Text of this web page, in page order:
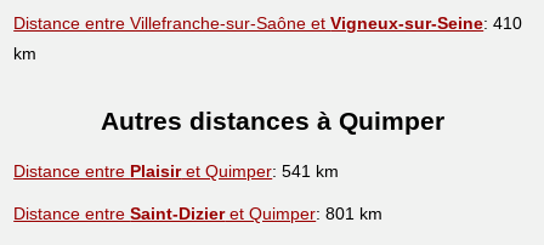
Distance entre Villefranche-sur-Saône etVigneux-sur-Seine: 410
km
Autres distances à Quimper
Distance entre Plaisiret Quimper: 541 km
Distance entreSaint-Dizieret Quimper: 801 km